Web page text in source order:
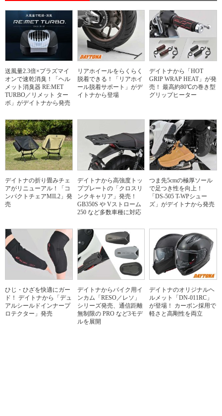
送風量2.3倍×プラズマイ
オンで速乾消臭！「ヘル
メット消臭器 RE:MET
TURBO／リメット ター
ボ」がデイトナから発売
リアホイールをらくらく
脱着できる！「リアホイ
ール脱着サポート」がデ
イトナから登場
デイトナから「HOT
GRIP WRAP HEAT」が発
売！ 最高約80℃の巻き型
グリップヒーター
デイトナの折り畳みチェ
アがリニューアル！「コ
ンパクトチェアMIL2」発
売
デイトナから高強度トッ
ププレートの「クロスリ
ンクキャリア」発売！
GB350S や Vストローム
250 など多数車種に対応
つま先5cmの極厚ソール
で足つき性を向上！
「DS-505 T-WPシュー
ズ」がデイトナから発売
ひじ・ひざを快適にガー
ド！ デイトナから「デュ
アルシールドインナープ
ロテクター」発売
デイトナからバイク用イ
ンカム「RESO／レソ」
シリーズ発売、通信距離
無制限の PRO など3モデ
ルを展開
デイトナのオリジナルヘ
ルメット「DN-011RC」
が登場！ カーボン採用で
軽さと高剛性を両立